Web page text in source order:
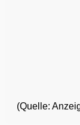
(Quelle: